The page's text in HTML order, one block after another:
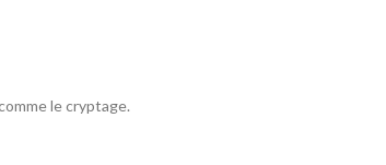
le cryptage.